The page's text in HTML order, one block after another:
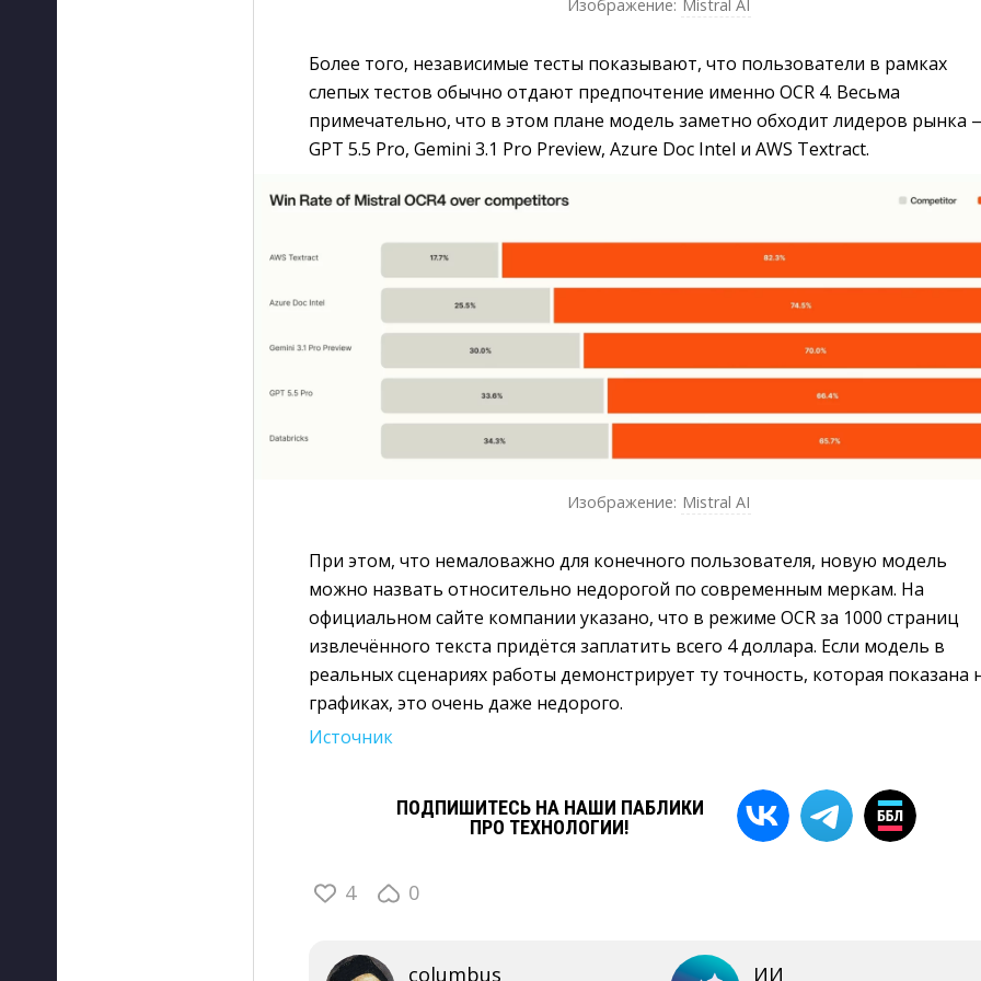
Изображение: Mistral AI
Более того, независимые тесты показывают, что пользователи в рамках
слепых тестов обычно отдают предпочтение именно OCR 4. Весьма
примечательно, что в этом плане модель заметно обходит лидеров рынка
GPT 5.5 Pro, Gemini 3.1 Pro Preview, Azure Doc Intel и AWS Textract.
Изображение: Mistral AI
При этом, что немаловажно для конечного пользователя, новую модель
можно назвать относительно недорогой по современным меркам. На
официальном сайте компании указано, что в режиме OCR за 1000 страниц
извлечённого текста придётся заплатить всего 4 доллара. Если модель в
реальных сценариях работы демонстрирует ту точность, которая показана
графиках, это очень даже недорого.
Источник
ПОДПИШИТЕСЬ НА НАШИ ПАБЛИКИ
ПРО ТЕХНОЛОГИИ!
4 0
columbus ИИ